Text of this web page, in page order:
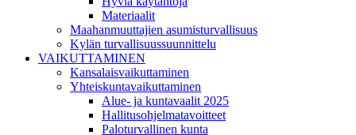
Materiaalit
Maahanmuuttajien asumisturvallisuus
Kylän turvallisuussuunnittelu
VAIKUTTAMINEN
Kansalaisvaikuttaminen
Yhteiskuntavaikuttaminen
Alue- ja kuntavaalit 2025
Hallitusohjelmatavoitteet
Paloturvallinen kunta